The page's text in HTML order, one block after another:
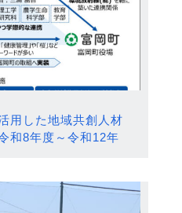
用した地域共創人材
和8年度～令和12年